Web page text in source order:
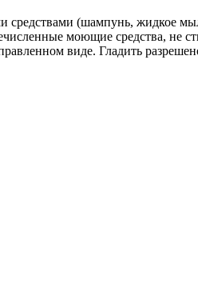
(шампунь, жидкое
моющие средства, не
виде. Гладить